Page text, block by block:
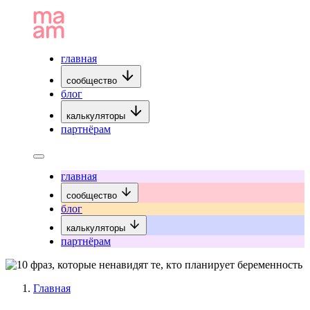
главная
сообщество
блог
калькуляторы
партнёрам
главная
сообщество
блог
калькуляторы
партнёрам
Главная